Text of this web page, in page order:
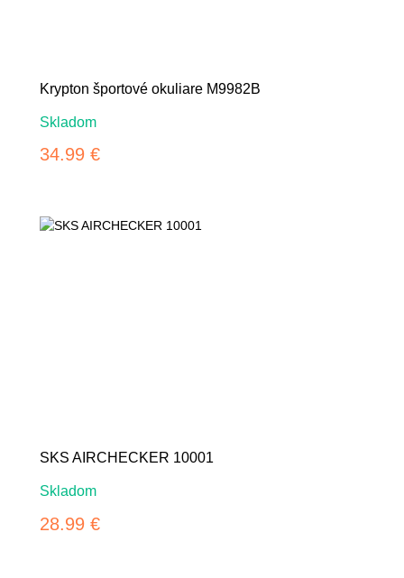
Krypton športové okuliare M9982B
Skladom
34.99 €
SKS AIRCHECKER 10001
Skladom
28.99 €